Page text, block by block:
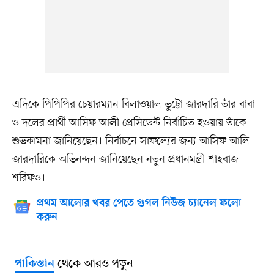
এদিকে পিপিপির চেয়ারম্যান বিলাওয়াল ভুট্টো জারদারি তাঁর বাবা
ও দলের প্রার্থী আসিফ আলী প্রেসিডেন্ট নির্বাচিত হওয়ায় তাঁকে
শুভকামনা জানিয়েছেন। নির্বাচনে সাফল্যের জন্য আসিফ আলি
জারদারিকে অভিনন্দন জানিয়েছেন নতুন প্রধানমন্ত্রী শাহবাজ
শরিফও।
প্রথম আলোর খবর পেতে গুগল নিউজ চ্যানেল ফলো
করুন
পাকিস্তানথেকে আরও পড়ুন